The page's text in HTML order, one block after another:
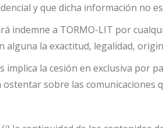
y que dicha información no
indemne a TORMO-LIT por
la exactitud, legalidad,
implica la cesión en exclusiva por
sobre las comunicaciones